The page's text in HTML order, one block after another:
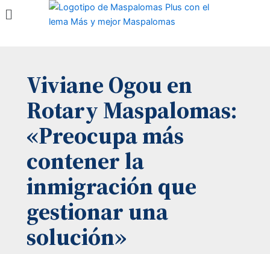
Menú
Viviane Ogou en
Rotary Maspalomas:
«Preocupa más
contener la
inmigración que
gestionar una
solución»